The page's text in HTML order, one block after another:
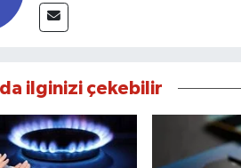
ilginizi çekebilir